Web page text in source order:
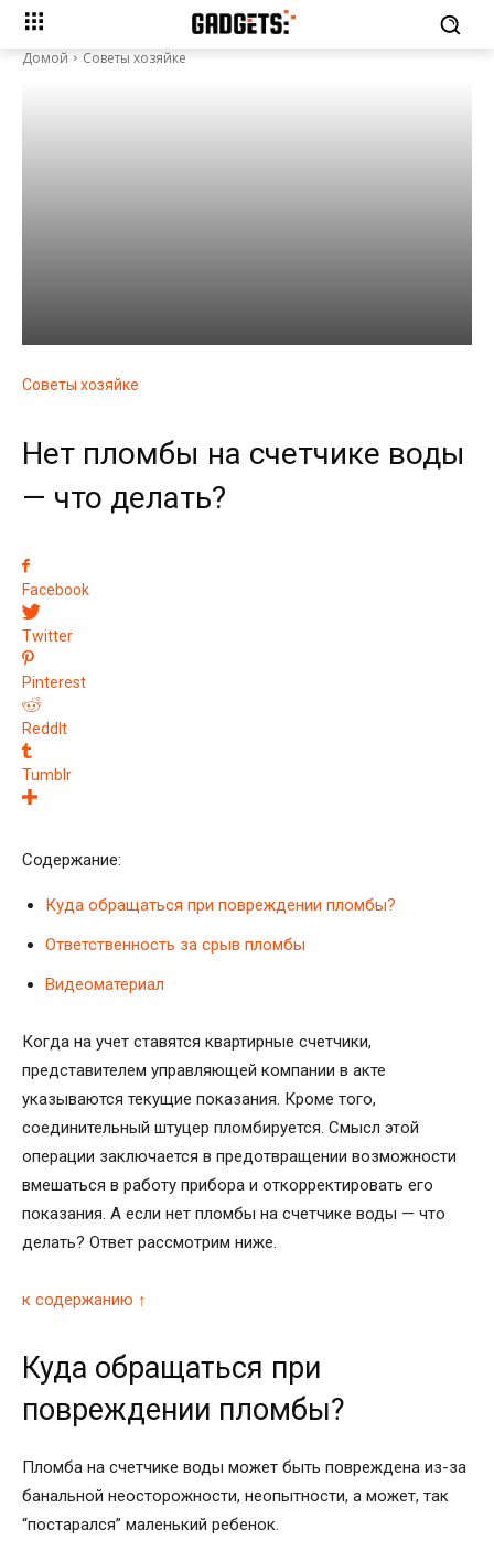
Домой Советы хозяйке
Советы хозяйке
Нет пломбы на счетчике воды
— что делать?
Facebook
Twitter
Pinterest
ReddIt
Tumblr
Содержание:
Куда обращаться при повреждении пломбы?
Ответственность за срыв пломбы
Видеоматериал
Когда на учет ставятся квартирные счетчики,
представителем управляющей компании в акте
указываются текущие показания. Кроме того,
соединительный штуцер пломбируется. Смысл этой
операции заключается в предотвращении возможности
вмешаться в работу прибора и откорректировать его
показания. А если нет пломбы на счетчике воды — что
делать? Ответ рассмотрим ниже.
к содержанию ↑
Куда обращаться при
повреждении пломбы?
Пломба на счетчике воды может быть повреждена из-за
банальной неосторожности, неопытности, а может, так
“постарался” маленький ребенок.